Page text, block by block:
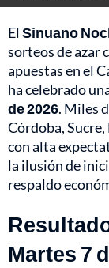
ElSinuano
sorteos de azar
apuestas en el
ha celebrado
de 2026. Miles
Córdoba,
con alta
la ilusión de
respaldo
Martes 7